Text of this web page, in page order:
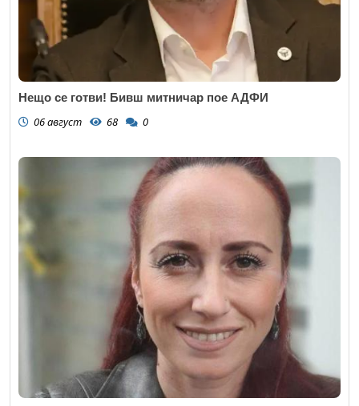
Нещо се готви! Бивш митничар пое АДФИ
06 август 68 0